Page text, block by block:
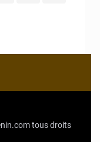
tous droits